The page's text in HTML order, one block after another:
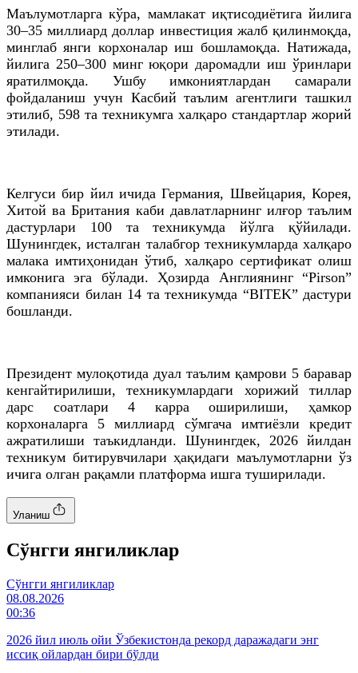
Маълумотларга кўра, мамлакат иқтисодиётига йилига
30–35 миллиард доллар инвестиция жалб қилинмоқда,
минглаб янги корхоналар иш бошламоқда. Натижада,
йилига 250–300 минг юқори даромадли иш ўринлари
яратилмоқда. Ушбу имкониятлардан самарали
фойдаланиш учун Касбий таълим агентлиги ташкил
этилиб, 598 та техникумга халқаро стандартлар жорий
этилади.
Келгуси бир йил ичида Германия, Швейцария, Корея,
Хитой ва Британия каби давлатларнинг илғор таълим
дастурлари 100 та техникумда йўлга қўйилади.
Шунингдек, исталган талабгор техникумларда халқаро
малака имтиҳонидан ўтиб, халқаро сертификат олиш
имконига эга бўлади. Ҳозирда Англиянинг “Pirson”
компанияси билан 14 та техникумда “BITEK” дастури
бошланди.
Президент мулоқотида дуал таълим қамрови 5 баравар
кенгайтирилиши, техникумлардаги хорижий тиллар
дарс соатлари 4 карра оширилиши, ҳамкор
корхоналарга 5 миллиард сўмгача имтиёзли кредит
ажратилиши таъкидланди. Шунингдек, 2026 йилдан
техникум битирувчилари ҳақидаги маълумотларни ўз
ичига олган рақамли платформа ишга туширилади.
Уланиш
Cўнгги янгиликлар
Cўнгги янгиликлар
08.08.2026
00:36
2026 йил июль ойи Ўзбекистонда рекорд даражадаги энг
иссиқ ойлардан бири бўлди